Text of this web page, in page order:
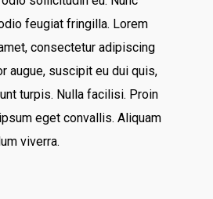
feugiat fringilla. Lorem
consectetur adipiscing
augue, suscipit eu dui quis,
turpis. Nulla facilisi. Proin
eget convallis. Aliquam
viverra.